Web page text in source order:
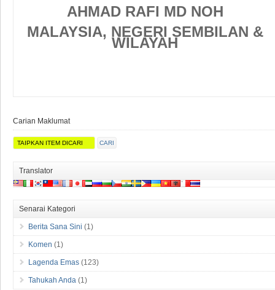
AHMAD RAFI MD NOH
MALAYSIA, NEGERI SEMBILAN &
WILAYAH
Carian Maklumat
Translator
Senarai Kategori
Berita Sana Sini (1)
Komen (1)
Lagenda Emas (123)
Tahukah Anda (1)